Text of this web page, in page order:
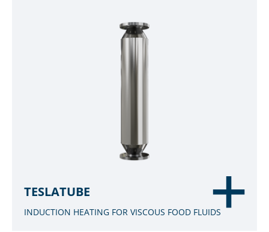
TESLATUBE
INDUCTION HEATING FOR VISCOUS FOOD FLUIDS